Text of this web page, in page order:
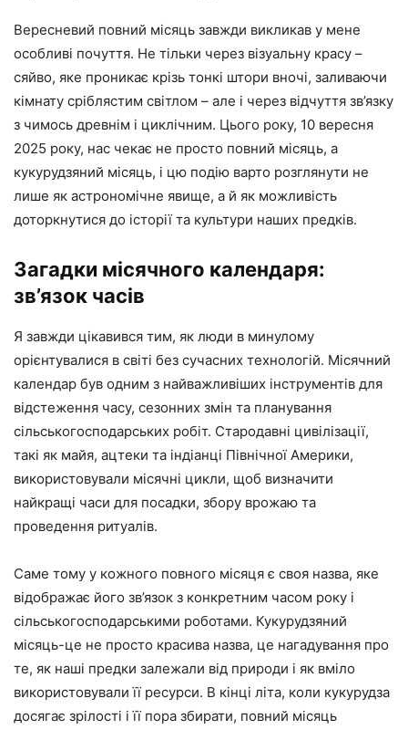
Вересневий повний місяць завжди викликав у мене
особливі почуття. Не тільки через візуальну красу –
сяйво, яке проникає крізь тонкі штори вночі, заливаючи
кімнату сріблястим світлом – але і через відчуття зв’язку
з чимось древнім і циклічним. Цього року, 10 вересня
2025 року, нас чекає не просто повний місяць, а
кукурудзяний місяць, і цю подію варто розглянути не
лише як астрономічне явище, а й як можливість
доторкнутися до історії та культури наших предків.
Загадки місячного календаря:
зв’язок часів
Я завжди цікавився тим, як люди в минулому
орієнтувалися в світі без сучасних технологій. Місячний
календар був одним з найважливіших інструментів для
відстеження часу, сезонних змін та планування
сільськогосподарських робіт. Стародавні цивілізації,
такі як майя, ацтеки та індіанці Північної Америки,
використовували місячні цикли, щоб визначити
найкращі часи для посадки, збору врожаю та
проведення ритуалів.
Саме тому у кожного повного місяця є своя назва, яке
відображає його зв’язок з конкретним часом року і
сільськогосподарськими роботами. Кукурудзяний
місяць-це не просто красива назва, це нагадування про
те, як наші предки залежали від природи і як вміло
використовували її ресурси. В кінці літа, коли кукурудза
досягає зрілості і її пора збирати, повний місяць